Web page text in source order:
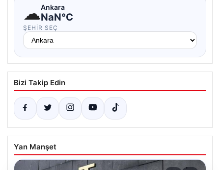
☁Ankara
NaN°C
ŞEHIR SEÇ
Bizi Takip Edin
Yan Manşet